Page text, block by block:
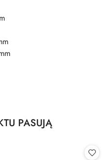
PASUJĄ